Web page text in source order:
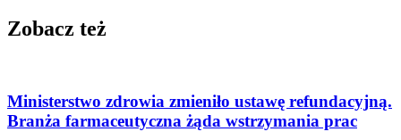
Zobacz też
Ministerstwo zdrowia zmieniło ustawę refundacyjną.
Branża farmaceutyczna żąda wstrzymania prac